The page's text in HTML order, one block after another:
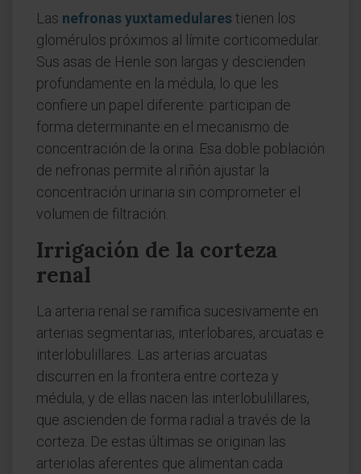
Las nefronas yuxtamedularestienen los
glomérulos próximos al límite corticomedular.
Sus asas de Henle son largas y descienden
profundamente en la médula, lo que les
confiere un papel diferente: participan de
forma determinante en el mecanismo de
concentración de la orina. Esa doble población
de nefronas permite al riñón ajustar la
concentración urinaria sin comprometer el
volumen de filtración.
Irrigación de la corteza
renal
La arteria renal se ramifica sucesivamente en
arterias segmentarias, interlobares, arcuatas e
interlobulillares. Las arterias arcuatas
discurren en la frontera entre corteza y
médula, y de ellas nacen las interlobulillares,
que ascienden de forma radial a través de la
corteza. De estas últimas se originan las
arteriolas aferentes que alimentan cada